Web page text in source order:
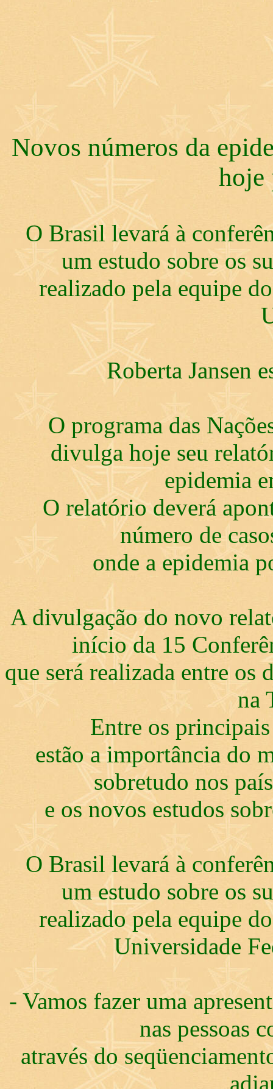
Novos números da
hoje
O Brasil levará à
um estudo sobre os
realizado pela equipe
Roberta Jansen
O programa das
divulga hoje seu
epidemia
O relatório deverá
número de
onde a epidemia
A divulgação do novo
início da 15
que será realizada entre os
na
Entre os
estão a importância do
sobretudo nos
e os novos estudos
O Brasil levará à
um estudo sobre os
realizado pela equipe
Universidade
- Vamos fazer uma
nas pessoas
através do